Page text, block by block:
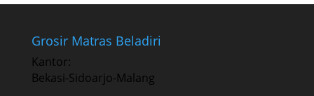
Grosir Matras Beladiri
Kantor:
Bekasi-Sidoarjo-Malang